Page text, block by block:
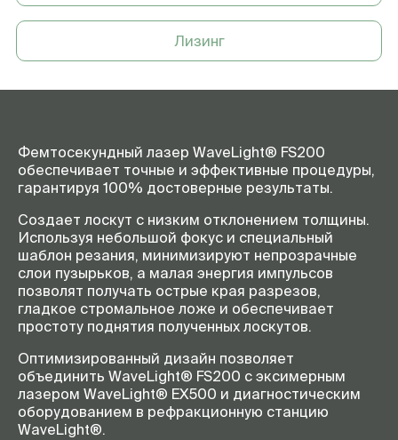
Лизинг
Фемтосекундный лазер WaveLight® FS200
обеспечивает точные и эффективные процедуры,
гарантируя 100% достоверные результаты.
Создает лоскут с низким отклонением толщины.
Используя небольшой фокус и специальный
шаблон резания, минимизируют непрозрачные
слои пузырьков, а малая энергия импульсов
позволят получать острые края разрезов,
гладкое стромальное ложе и обеспечивает
простоту поднятия полученных лоскутов.
Оптимизированный дизайн позволяет
объединить WaveLight® FS200 с эксимерным
лазером WaveLight® EX500 и диагностическим
оборудованием в рефракционную станцию
WaveLight®.